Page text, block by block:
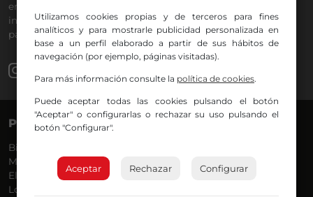
emisora de Bilbao para todos los públicos, con Más Música,
información a menos cinco, deportes, tráfico y la
participación de los oyentes.
PROGRAMAS
Bilbosport
Más Música
El Madrugador
Lo Más Nuevo
Dani
Utilizamos cookies propias y de terceros para fines
analíticos y para mostrarle publicidad personalizada en
base a un perfil elaborado a partir de sus hábitos de
navegación (por ejemplo, páginas visitadas).
Para más información consulte la política de cookies.
Puede aceptar todas las cookies pulsando el botón
"Aceptar" o configurarlas o rechazar su uso pulsando el
botón "Configurar".
Aceptar Rechazar Configurar